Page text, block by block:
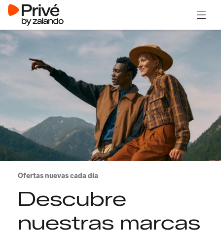
Ofertas nuevas cada día
Descubre
nuestras marcas